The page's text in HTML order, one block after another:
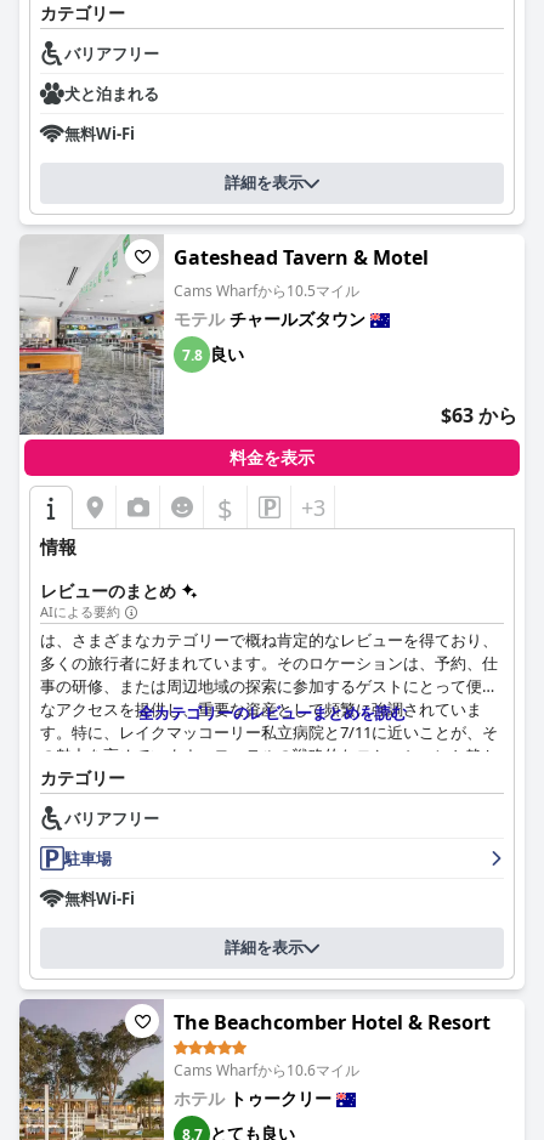
カテゴリー
バリアフリー
犬と泊まれる
無料Wi-Fi
詳細を表示
Gateshead Tavern & Motel
Cams Wharfから10.5マイル
モテルチャールズタウン
7.8 良い
$63 から
料金を表示
$ +3
情報
レビューのまとめ
AIによる要約
は、さまざまなカテゴリーで概ね肯定的なレビューを得ており、
多くの旅行者に好まれています。そのロケーションは、予約、仕
事の研修、または周辺地域の探索に参加するゲストにとって便利
なアクセスを提供し、重要な資産として頻繁に強調されていま
す。特に、レイクマッコーリー私立病院と7/11に近いことが、そ
の魅力を高めています。モーテルの戦略的なロケーションと静か
な環境は、近くのアクティビティに最適な拠点となります。
朝食のオプションがないことは一部のゲストを失望させますが、
全体的な食事の経験は優れています。居酒屋では、美味しくて手
頃な価格の食事を提供しており、ランチとディナーの手頃な価格
と品質が高く評価されています。雰囲気は食事の経験を高め、ゲ
ストのニーズを満たす十分な量を提供します。
の客室は清潔で快適であり、特に短期滞在に最適です。ベッドは
非常に快適であると頻繁に言及されており、静かな雰囲気は安ら
かな夜に貢献しています。一部の客室とバスルームは小さいです
が、設備は整っており、快適な体験を提供します。毎日のサービ
スにより、いくつかの軽微なメンテナンスの問題があるにもかか
わらず、清潔さが際立った特徴となっています。
清潔さは一貫して肯定的な側面として強調されており、客室と周
全カテゴリーのレビューまとめを読む
カテゴリー
バリアフリー
駐車場
無料Wi-Fi
詳細を表示
The Beachcomber Hotel & Resort
Cams Wharfから10.6マイル
ホテル トゥークリー
8.7 とても良い